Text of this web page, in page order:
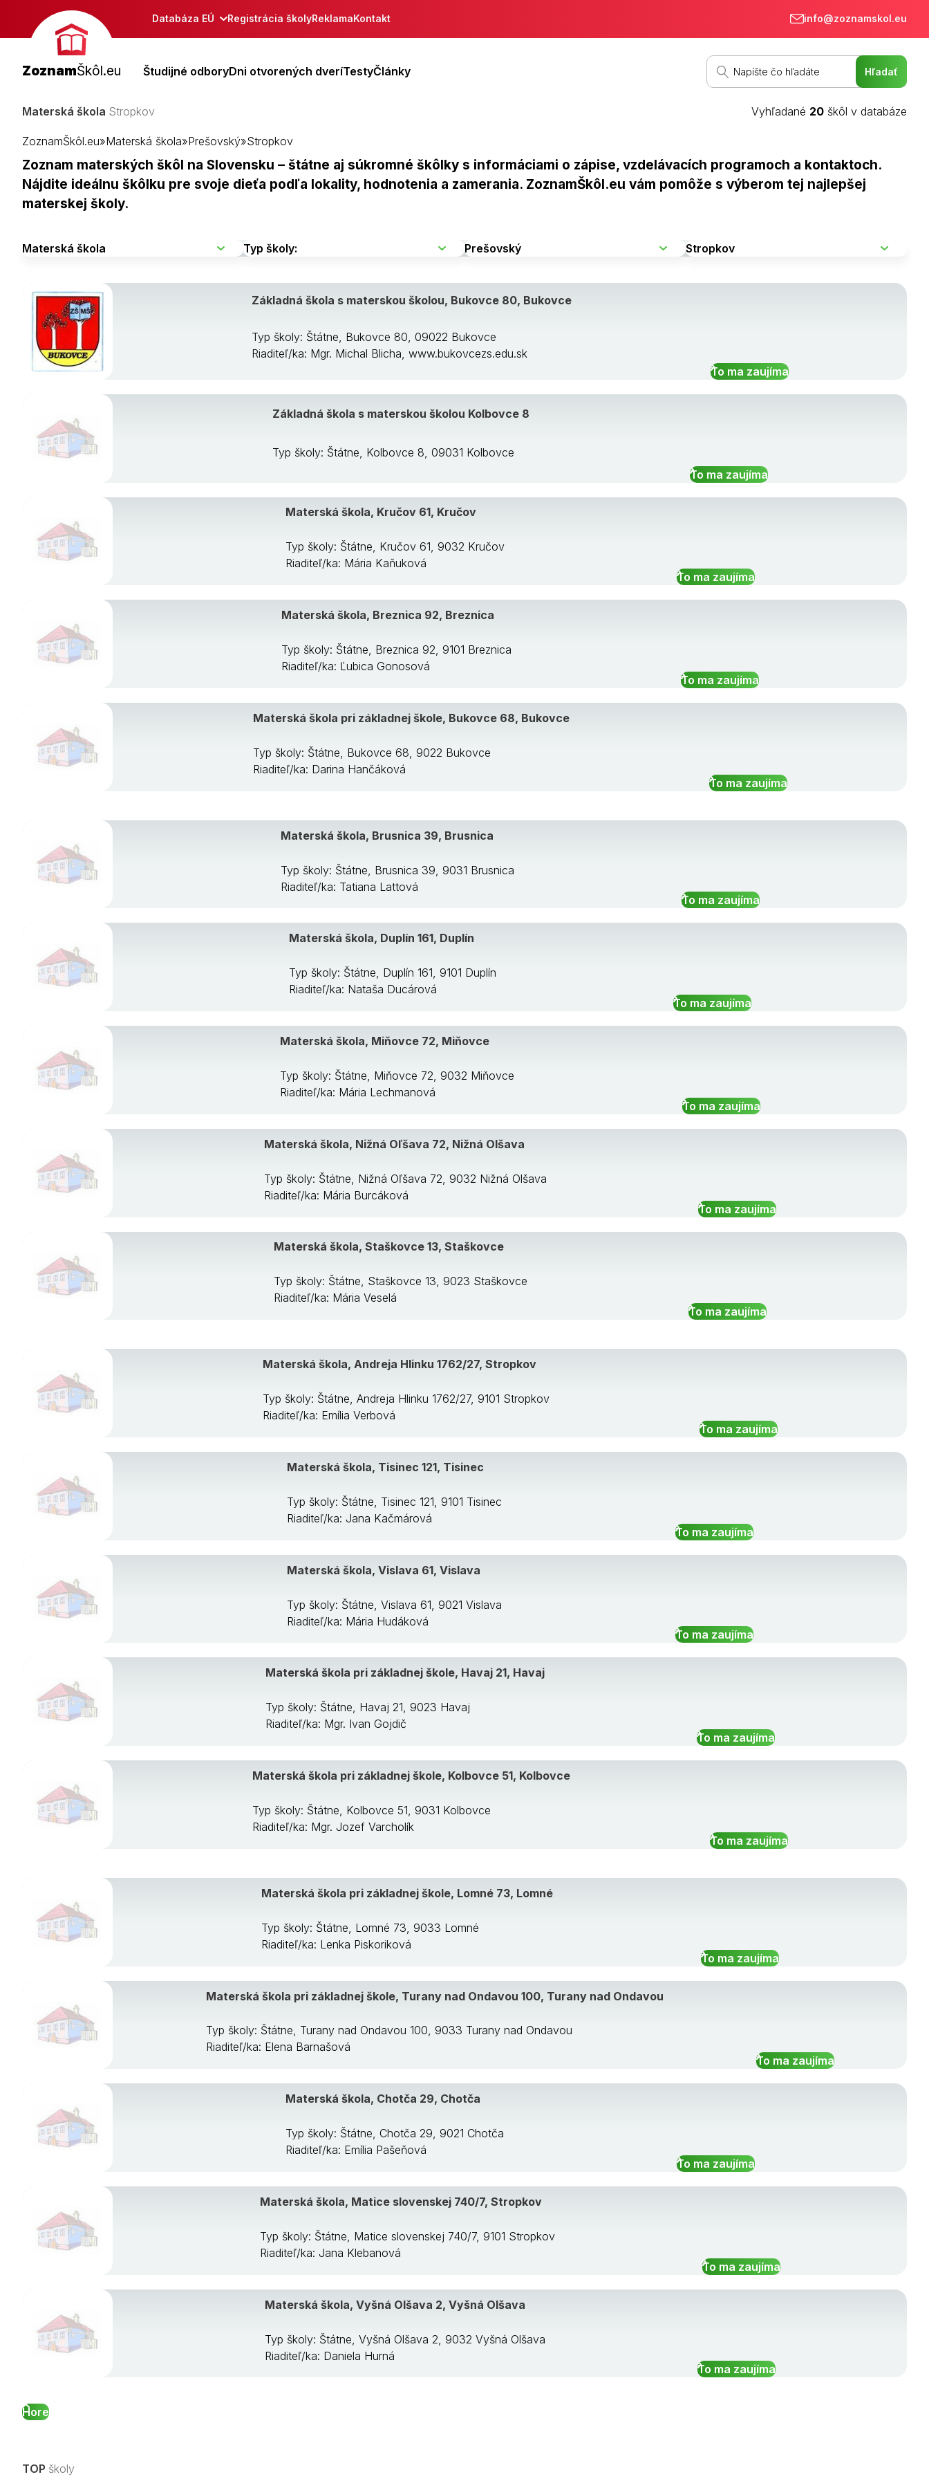
Databáza EÚ Registrácia školyReklamaKontakt info@zoznamskol.eu
ZoznamŠkôl.eu Študijné odboryDni otvorených dveríTestyČlánky
Materská škola Stropkov Vyhľadané 20 škôl v databáze
ZoznamŠkôl.eu»Materská škola»Prešovský»Stropkov
Zoznam materských škôl na Slovensku – štátne aj súkromné škôlky s informáciami o zápise, vzdelávacích programoch a kontaktoch.
Nájdite ideálnu škôlku pre svoje dieťa podľa lokality, hodnotenia a zamerania. ZoznamŠkôl.eu vám pomôže s výberom tej najlepšej
materskej školy.
Základná škola s materskou školou, Bukovce 80, Bukovce
Typ školy: Štátne, Bukovce 80, 09022 Bukovce
Riaditeľ/ka: Mgr. Michal Blicha, www.bukovcezs.edu.sk
To ma zaujíma
Základná škola s materskou školou Kolbovce 8
Typ školy: Štátne, Kolbovce 8, 09031 Kolbovce
To ma zaujíma
Materská škola, Kručov 61, Kručov
Typ školy: Štátne, Kručov 61, 9032 Kručov
Riaditeľ/ka: Mária Kaňuková
To ma zaujíma
Materská škola, Breznica 92, Breznica
Typ školy: Štátne, Breznica 92, 9101 Breznica
Riaditeľ/ka: Ľubica Gonosová
To ma zaujíma
Materská škola pri základnej škole, Bukovce 68, Bukovce
Typ školy: Štátne, Bukovce 68, 9022 Bukovce
Riaditeľ/ka: Darina Hančáková
To ma zaujíma
Materská škola, Brusnica 39, Brusnica
Typ školy: Štátne, Brusnica 39, 9031 Brusnica
Riaditeľ/ka: Tatiana Lattová
To ma zaujíma
Materská škola, Duplín 161, Duplín
Typ školy: Štátne, Duplín 161, 9101 Duplín
Riaditeľ/ka: Nataša Ducárová
To ma zaujíma
Materská škola, Miňovce 72, Miňovce
Typ školy: Štátne, Miňovce 72, 9032 Miňovce
Riaditeľ/ka: Mária Lechmanová
To ma zaujíma
Materská škola, Nižná Oľšava 72, Nižná Olšava
Typ školy: Štátne, Nižná Oľšava 72, 9032 Nižná Olšava
Riaditeľ/ka: Mária Burcáková
To ma zaujíma
Materská škola, Staškovce 13, Staškovce
Typ školy: Štátne, Staškovce 13, 9023 Staškovce
Riaditeľ/ka: Mária Veselá
To ma zaujíma
Materská škola, Andreja Hlinku 1762/27, Stropkov
Typ školy: Štátne, Andreja Hlinku 1762/27, 9101 Stropkov
Riaditeľ/ka: Emília Verbová
To ma zaujíma
Materská škola, Tisinec 121, Tisinec
Typ školy: Štátne, Tisinec 121, 9101 Tisinec
Riaditeľ/ka: Jana Kačmárová
To ma zaujíma
Materská škola, Vislava 61, Vislava
Typ školy: Štátne, Vislava 61, 9021 Vislava
Riaditeľ/ka: Mária Hudáková
To ma zaujíma
Materská škola pri základnej škole, Havaj 21, Havaj
Typ školy: Štátne, Havaj 21, 9023 Havaj
Riaditeľ/ka: Mgr. Ivan Gojdič
To ma zaujíma
Materská škola pri základnej škole, Kolbovce 51, Kolbovce
Typ školy: Štátne, Kolbovce 51, 9031 Kolbovce
Riaditeľ/ka: Mgr. Jozef Varcholík
To ma zaujíma
Materská škola pri základnej škole, Lomné 73, Lomné
Typ školy: Štátne, Lomné 73, 9033 Lomné
Riaditeľ/ka: Lenka Piskoriková
To ma zaujíma
Materská škola pri základnej škole, Turany nad Ondavou 100, Turany nad Ondavou
Typ školy: Štátne, Turany nad Ondavou 100, 9033 Turany nad Ondavou
Riaditeľ/ka: Elena Barnašová
To ma zaujíma
Materská škola, Chotča 29, Chotča
Typ školy: Štátne, Chotča 29, 9021 Chotča
Riaditeľ/ka: Emília Pašeňová
To ma zaujíma
Materská škola, Matice slovenskej 740/7, Stropkov
Typ školy: Štátne, Matice slovenskej 740/7, 9101 Stropkov
Riaditeľ/ka: Jana Klebanová
To ma zaujíma
Materská škola, Vyšná Olšava 2, Vyšná Olšava
Typ školy: Štátne, Vyšná Olšava 2, 9032 Vyšná Olšava
Riaditeľ/ka: Daniela Hurná
To ma zaujíma
Hore
TOP školy